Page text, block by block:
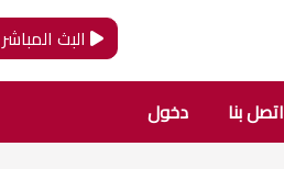
البث المباشر
اتصل بنا دخول